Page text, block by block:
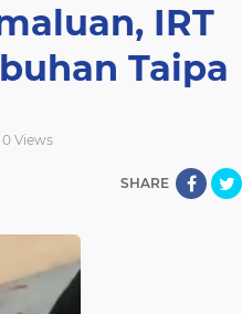
IRT
Taipa
0 Views
SHARE